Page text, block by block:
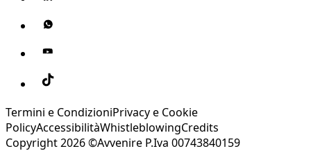
Termini e CondizioniPrivacy e Cookie
PolicyAccessibilitàWhistleblowingCredits
Copyright 2026 ©Avvenire P.Iva 00743840159